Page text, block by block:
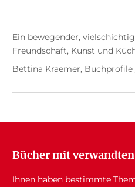
Ein bewegender,
Freundschaft, Kunst und
Bettina Kraemer, Buchprofile
Bücher mit
Ihnen haben bestimmte